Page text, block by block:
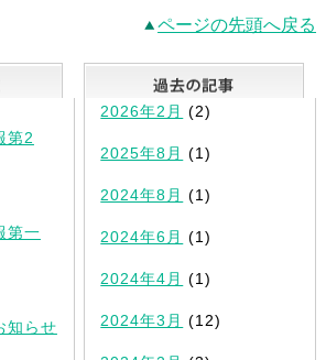
ページの先頭へ戻る
最新記事一覧
第2
第一
知らせ
2026年2月 (2)
2025年8月 (1)
2024年8月 (1)
2024年6月 (1)
2024年4月 (1)
2024年3月 (12)